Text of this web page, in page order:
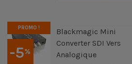
-5%
PROMO !
Blackmagic Mini
Converter SDI Vers
Analogique